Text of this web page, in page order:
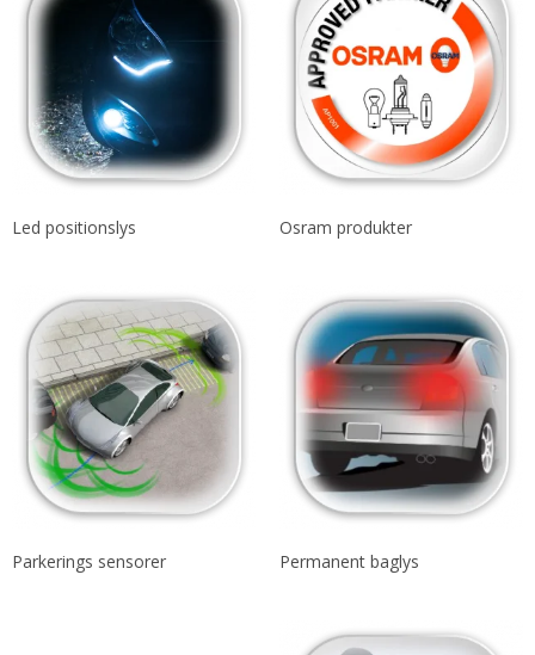
Led positionslys Osram produkter
Parkerings sensorer Permanent baglys